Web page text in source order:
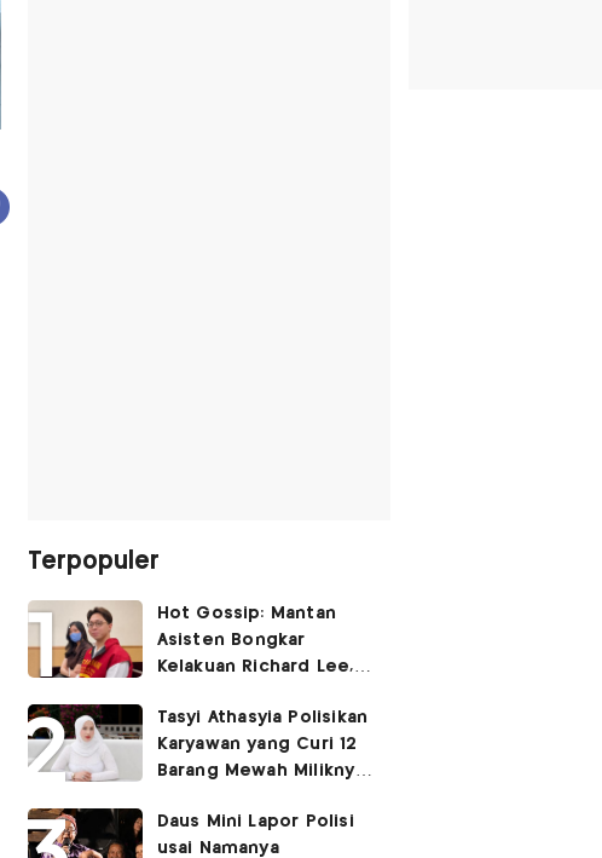
Terpopuler
Hot Gossip: Mantan
Asisten Bongkar
Kelakuan Richard Lee,
Vicky Prasetyo
Tasyi Athasyia Polisikan
Karyawan yang Curi 12
Barang Mewah Miliknya
Daus Mini Lapor Polisi
usai Namanya